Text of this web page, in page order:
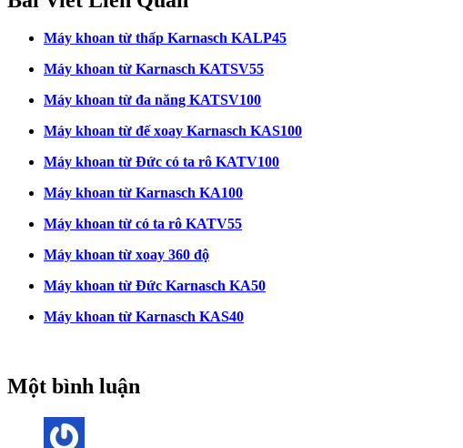
Máy khoan từ thấp Karnasch KALP45
Máy khoan từ Karnasch KATSV55
Máy khoan từ đa năng KATSV100
Máy khoan từ đế xoay Karnasch KAS100
Máy khoan từ Đức có ta rô KATV100
Máy khoan từ Karnasch KA100
Máy khoan từ có ta rô KATV55
Máy khoan từ xoay 360 độ
Máy khoan từ Đức Karnasch KA50
Máy khoan từ Karnasch KAS40
Một bình luận